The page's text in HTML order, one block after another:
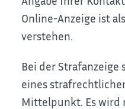
Online-Anzeige ist
verstehen.
Bei der
eines
Mittelpunkt. Es wird